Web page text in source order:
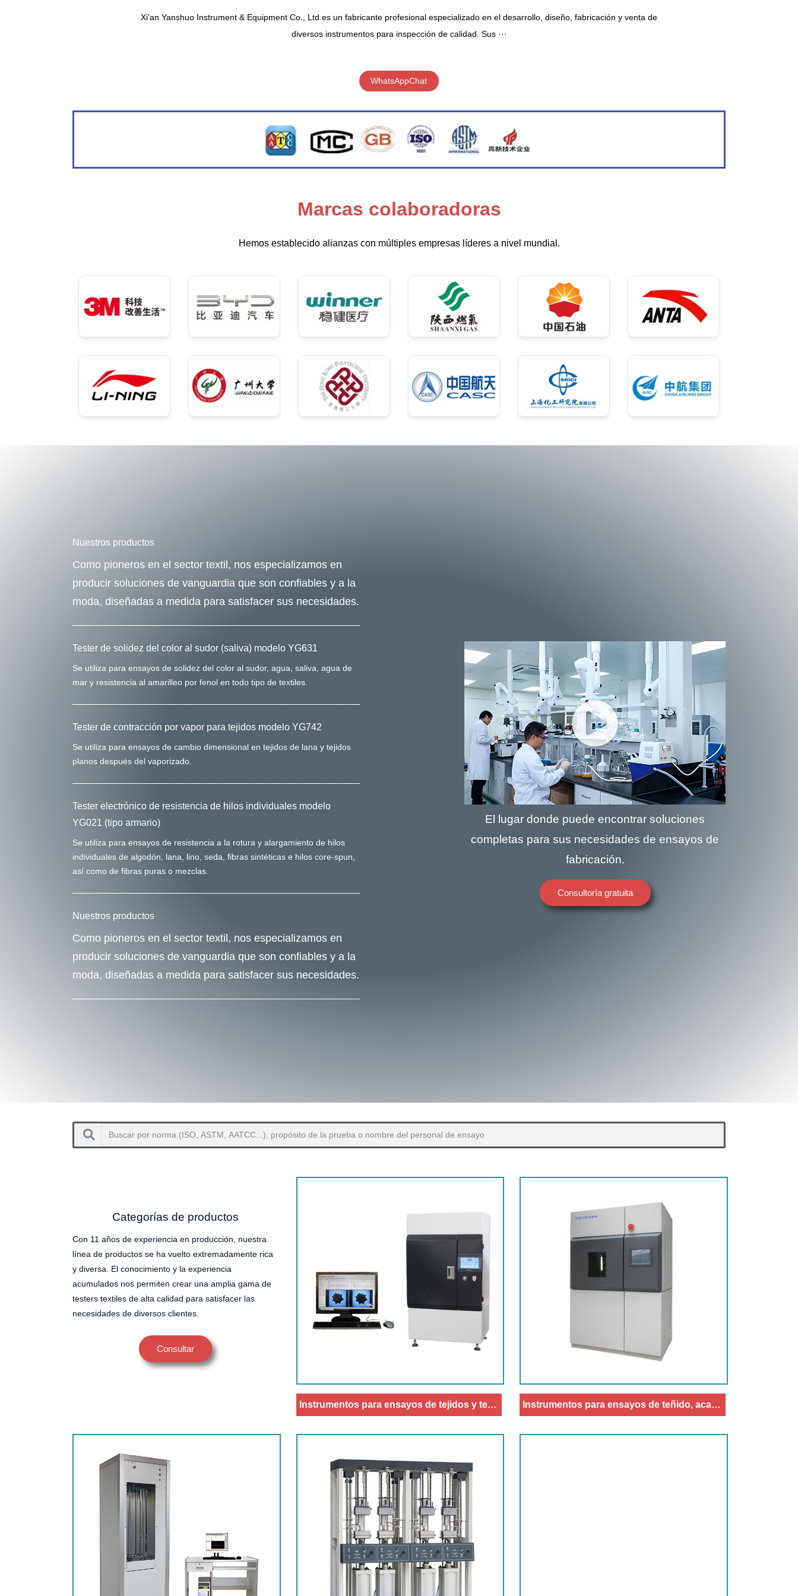
Xi'an Yanshuo Instrument & Equipment Co., Ltd.es un fabricante profesional especializado en el desarrollo, diseño, fabricación y venta de
diversos instrumentos para inspección de calidad. Sus ···
WhatsAppChat
Marcas colaboradoras
Hemos establecido alianzas con múltiples empresas líderes a nivel mundial.
Nuestros productos
Como pioneros en el sector textil, nos especializamos en
producir soluciones de vanguardia que son confiables y a la
moda, diseñadas a medida para satisfacer sus necesidades.
Tester de solidez del color al sudor (saliva) modelo YG631
Se utiliza para ensayos de solidez del color al sudor, agua, saliva, agua de
mar y resistencia al amarilleo por fenol en todo tipo de textiles.
Tester de contracción por vapor para tejidos modelo YG742
Se utiliza para ensayos de cambio dimensional en tejidos de lana y tejidos
planos después del vaporizado.
Tester electrónico de resistencia de hilos individuales modelo
YG021 (tipo armario)
Se utiliza para ensayos de resistencia a la rotura y alargamiento de hilos
individuales de algodón, lana, lino, seda, fibras sintéticas e hilos core-spun,
así como de fibras puras o mezclas.
Nuestros productos
Como pioneros en el sector textil, nos especializamos en
producir soluciones de vanguardia que son confiables y a la
moda, diseñadas a medida para satisfacer sus necesidades.
El lugar donde puede encontrar soluciones
completas para sus necesidades de ensayos de
fabricación.
Consultoría gratuita
Categorías de productos
Con 11 años de experiencia en producción, nuestra
línea de productos se ha vuelto extremadamente rica
y diversa. El conocimiento y la experiencia
acumulados nos permiten crear una amplia gama de
testers textiles de alta calidad para satisfacer las
necesidades de diversos clientes.
Consultar
Instrumentos para ensayos de tejidos y telas Instrumentos para ensayos de teñido, acabado y prendas de vestir